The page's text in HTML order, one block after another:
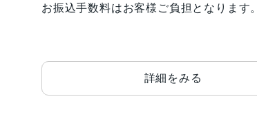
お振込手数料はお客様ご負担となります。
詳細をみる